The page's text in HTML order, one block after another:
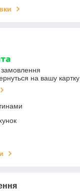
на вашу картку